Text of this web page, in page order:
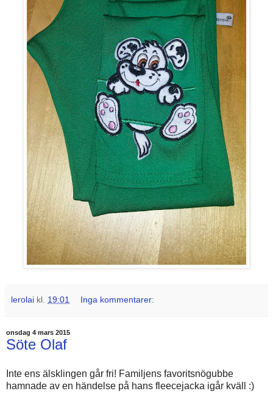
lerolai kl. 19:01 Inga kommentarer:
onsdag 4 mars 2015
Söte Olaf
Inte ens älsklingen går fri! Familjens favoritsnögubbe
hamnade av en händelse på hans fleecejacka igår kväll :)